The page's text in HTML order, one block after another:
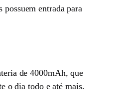
entrada para
de 4000mAh, que
o dia todo e até mais.